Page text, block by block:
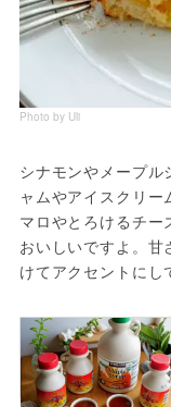
Photo by Uli
シナモンやメープル
ャムやアイスクリ
マロやとろけるチー
おいしいですよ。
けてアクセントにし